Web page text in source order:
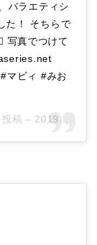
バラエティシ
た！ そちらで
写真でつけて
マビィ #みお
稿 – 2019年 1月月17日午前2時08分PST